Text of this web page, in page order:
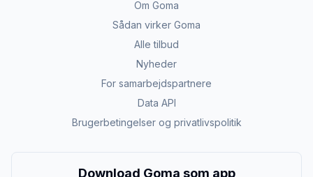
Om Goma
Sådan virker Goma
Alle tilbud
Nyheder
For samarbejdspartnere
Data API
Brugerbetingelser og privatlivspolitik
Download Goma som app